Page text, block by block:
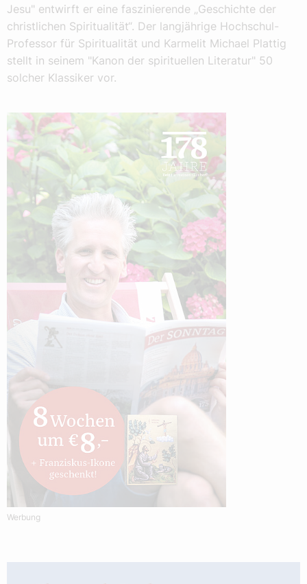
Jesu" entwirft er eine faszinierende „Geschichte der
christlichen Spiritualität“. Der langjährige Hochschul-
Professor für Spiritualität und Karmelit Michael Plattig
stellt in seinem "Kanon der spirituellen Literatur" 50
solcher Klassiker vor.
Werbung